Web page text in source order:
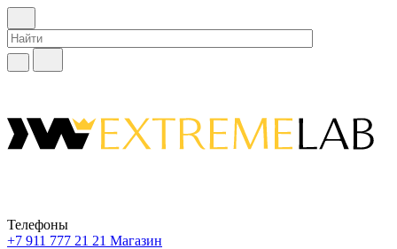
Телефоны
+7 911 777 21 21 Магазин